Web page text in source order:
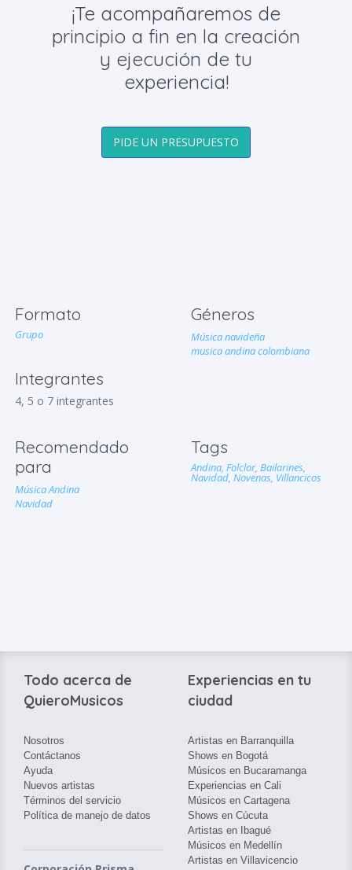
¡Te acompañaremos de
principio a fin en la creación
y ejecución de tu
experiencia!
PIDE UN PRESUPUESTO
Formato
Grupo
Integrantes
4, 5 o 7 integrantes
Géneros
Música navideña
musica andina colombiana
Recomendado
para
Música Andina
Navidad
Tags
Andina, Folclor, Bailarines,
Navidad, Novenas, Villancicos
Todo acerca de
QuieroMusicos
Nosotros
Contáctanos
Ayuda
Nuevos artistas
Términos del servicio
Política de manejo de datos
Experiencias en tu
ciudad
Artistas en Barranquilla
Shows en Bogotá
Músicos en Bucaramanga
Experiencias en Cali
Músicos en Cartagena
Shows en Cúcuta
Artistas en Ibagué
Músicos en Medellín
Artistas en Villavicencio